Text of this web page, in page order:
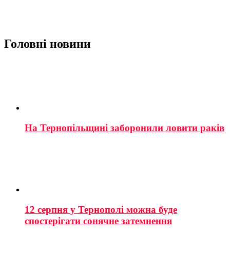
Головні новини
На Тернопільщині заборонили ловити раків
12 серпня у Тернополі можна буде
спостерігати сонячне затемнення